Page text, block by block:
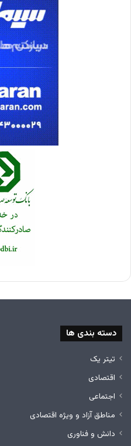
دسته بندی ها
تیتر یک
اقتصادی
اجتماعی
مناطق آزاد و ویژه اقتصادی
دانش و فناوری